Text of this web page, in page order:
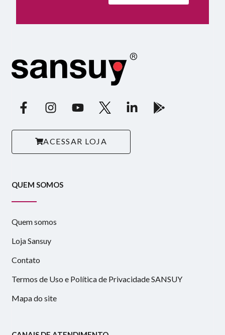
ACESSAR LOJA
QUEM SOMOS
Quem somos
Loja Sansuy
Contato
Termos de Uso e Política de Privacidade SANSUY
Mapa do site